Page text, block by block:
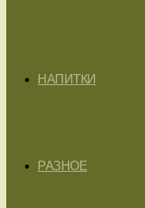
НАПИТКИ
РАЗНОЕ